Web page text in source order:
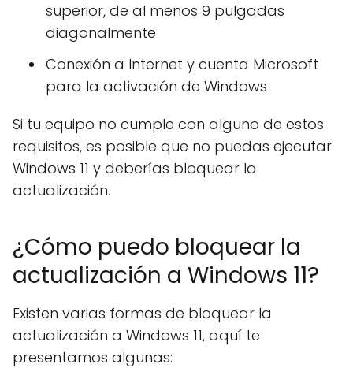
superior, de al menos 9 pulgadas
diagonalmente
Conexión a Internet y cuenta Microsoft
para la activación de Windows
Si tu equipo no cumple con alguno de estos
requisitos, es posible que no puedas ejecutar
Windows 11 y deberías bloquear la
actualización.
¿Cómo puedo bloquear la
actualización a Windows 11?
Existen varias formas de bloquear la
actualización a Windows 11, aquí te
presentamos algunas: